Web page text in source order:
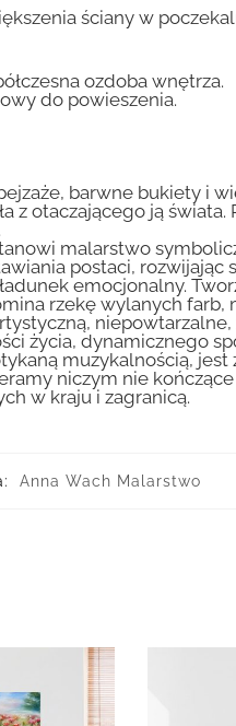
ściany w
ozdoba wnętrza.
do powieszenia.
barwne bukiety i
z otaczającego ją
malarstwo
postaci, rozwijając
emocjonalny.
rzekę wylanych
życia, dynamicznego
muzykalnością,
niczym nie
w kraju i zagranicą.
Anna Wach Malarstwo